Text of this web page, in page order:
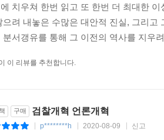
치우쳐 한번 읽고 또 한번 더 최대한
으려 내놓은 수많은 대안적 진실, 그리
분서갱유를 통해 그 이전의 역사를 지우
이 리뷰를 추천합니다.
구매 검찰개혁 언론개혁
p********h 2020-08-09 신고